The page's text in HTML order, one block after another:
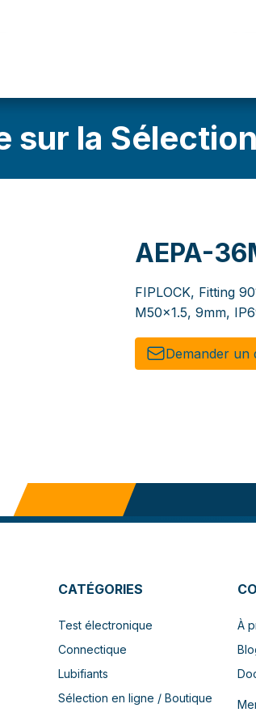
sur la
AEPA-
FIPLOCK, Fitting
M50x1.5, 9mm,
Demander un
CATÉGORIES
Test électronique
Connectique
Lubifiants
Sélection en ligne / Boutique
À